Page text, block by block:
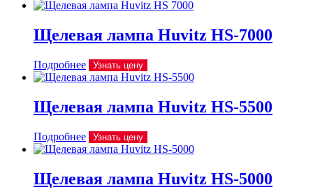
Щелевая лампа Huvitz HS-7000
Подробнее Узнать цену
Щелевая лампа Huvitz HS-5500
Подробнее Узнать цену
Щелевая лампа Huvitz HS-5000